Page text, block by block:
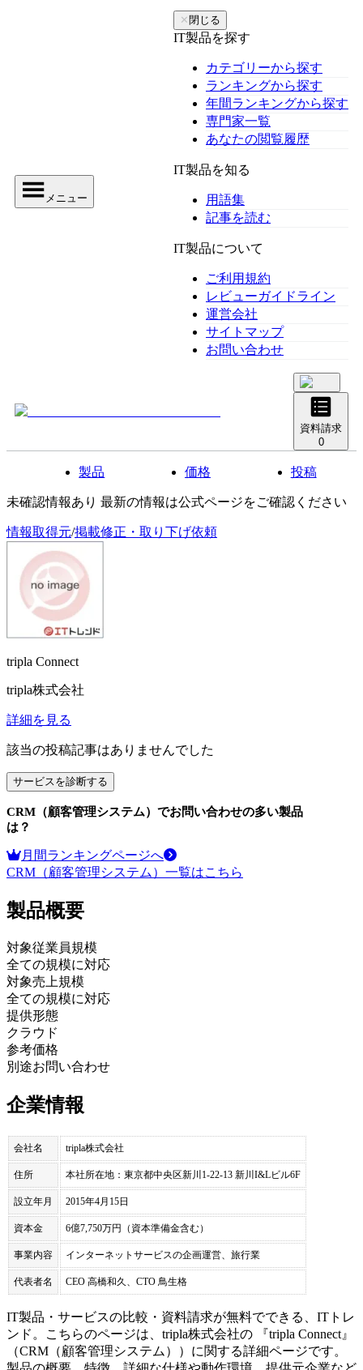
メニュー
✕ 閉じる
IT製品を探す
カテゴリーから探す
ランキングから探す
年間ランキングから探す
専門家一覧
あなたの閲覧履歴
IT製品を知る
用語集
記事を読む
IT製品について
ご利用規約
レビューガイドライン
運営会社
サイトマップ
お問い合わせ
資料請求
0
製品 価格 投稿
未確認情報あり 最新の情報は公式ページをご確認ください
情報取得元/掲載修正・取り下げ依頼
tripla Connect
tripla株式会社
詳細を見る
該当の投稿記事はありませんでした
サービスを診断する
CRM（顧客管理システム） でお問い合わせの多い製品
は？
月間ランキングページへ
CRM（顧客管理システム） 一覧はこちら
製品概要
対象従業員規模
全ての規模に対応
対象売上規模
全ての規模に対応
提供形態
クラウド
参考価格
別途お問い合わせ
企業情報
会社名 tripla株式会社
住所 本社所在地：東京都中央区新川1-22-13 新川I&Lビル6F
設立年月 2015年4月15日
資本金 6億7,750万円（資本準備金含む）
事業内容 インターネットサービスの企画運営、旅行業
代表者名 CEO 高橋和久、CTO 鳥生格
IT製品・サービスの比較・資料請求が無料でできる、ITトレ
ンド。こちらのページは、 tripla株式会社の 『tripla Connect 』
（CRM（顧客管理システム）
）に関する詳細ページです。